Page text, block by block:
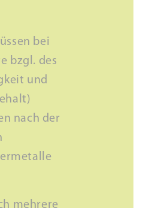
bei
bzgl. des
und
nach der
mehrere